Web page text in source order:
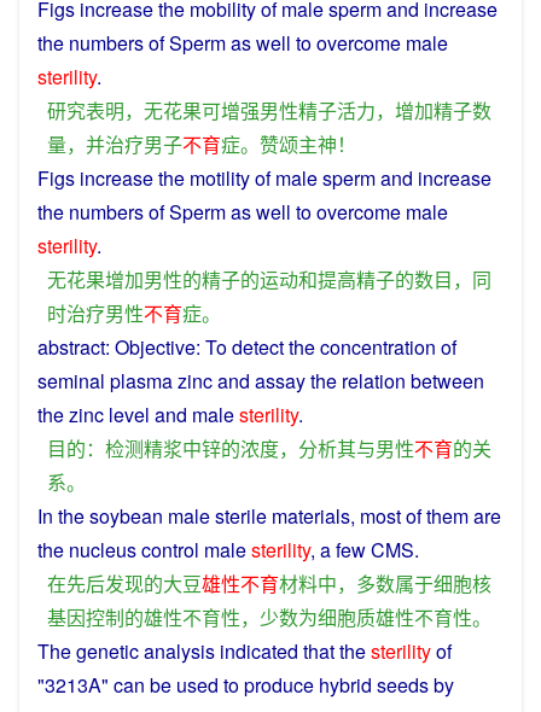
Figs increasethe mobilityof malespermand increase
the numbersofSpermas well to overcome male
sterility.
研究表明， 无花果可增强男性精子活力， 增加精子数
量， 并治疗男子不育症。 赞颂主神！
Figs increasethe motility ofmalespermand increase
the numbersof Sperm aswell to overcome male
sterility.
无花果增加男性的精子的运动和提高精子的数目， 同
时治疗男性不育症。
abstract: Objective: Todetecttheconcentration of
seminal plasmazincand assaythe relation between
thezinc level and malesterility.
目的： 检测精浆中锌的浓度， 分析其与男性不育的关
系。
In thesoybean male sterile materials, mostofthemare
the nucleuscontrol malesterility, afewCMS.
在先后发现的大豆雄性不育材料中， 多数属于细胞核
基因控制的雄性不育性， 少数为细胞质雄性不育性。
Thegeneticanalysis indicated that thesterilityof
"3213A" can be used toproduce hybrid seeds by